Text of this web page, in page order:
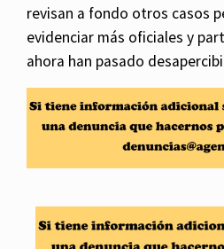
revisan a fondo otros casos
evidenciar más oficiales y
ahora han pasado